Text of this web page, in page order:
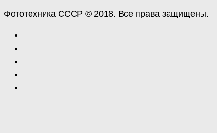
Фототехника СССР © 2018. Все права защищены.